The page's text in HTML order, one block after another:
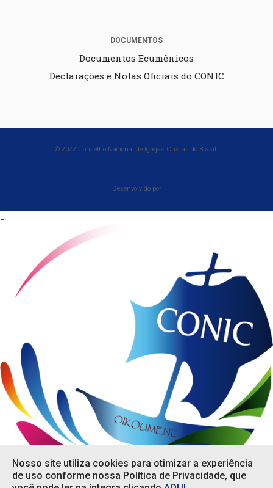
DOCUMENTOS
Documentos Ecumênicos
Declarações e Notas Oficiais do CONIC
© 2022 Conselho Nacional de Igrejas Cristãs do Brasil.
Desenvolvido por
Nosso site utiliza cookies para otimizar a experiência
de uso conforme nossa Política de Privacidade, que